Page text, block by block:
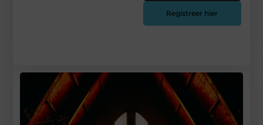
Registreer hier